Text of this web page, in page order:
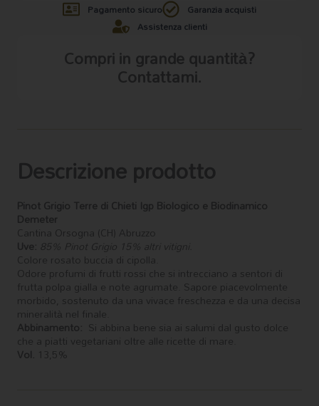
Pagamento sicuro
Garanzia acquisti
Assistenza clienti
Compri in grande quantità?
Contattami.
Descrizione prodotto
Pinot Grigio Terre di Chieti Igp Biologico e Biodinamico
Demeter
Cantina Orsogna (CH) Abruzzo
Uve: 85% Pinot Grigio 15% altri vitigni.
Colore rosato buccia di cipolla.
Odore profumi di frutti rossi che si intrecciano a sentori di
frutta polpa gialla e note agrumate. Sapore piacevolmente
morbido, sostenuto da una vivace freschezza e da una decisa
mineralità nel finale.
Abbinamento: Si abbina bene sia ai salumi dal gusto dolce
che a piatti vegetariani oltre alle ricette di mare.
Vol. 13,5%